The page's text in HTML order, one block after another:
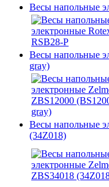
Весы напольные
Весы напольные
gray)
Весы напольные
(34Z018)